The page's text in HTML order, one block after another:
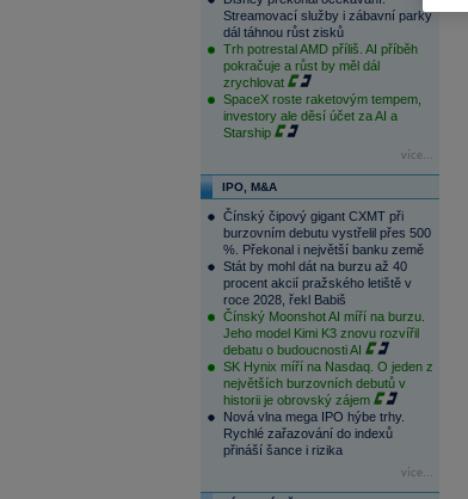
Streamovací služby i zábavní parky
dál táhnou růst zisků
Trh potrestal AMD příliš. AI příběh
pokračuje a růst by měl dál
zrychlovat
SpaceX roste raketovým tempem,
investory ale děsí účet za AI a
Starship
více...
IPO, M&A
Čínský čipový gigant CXMT při
burzovním debutu vystřelil přes 500
%. Překonal i největší banku země
Stát by mohl dát na burzu až 40
procent akcií pražského letiště v
roce 2028, řekl Babiš
Čínský Moonshot AI míří na burzu.
Jeho model Kimi K3 znovu rozvířil
debatu o budoucnosti AI
SK Hynix míří na Nasdaq. O jeden z
největších burzovních debutů v
historii je obrovský zájem
Nová vlna mega IPO hýbe trhy.
Rychlé zařazování do indexů
přináší šance i rizika
více...